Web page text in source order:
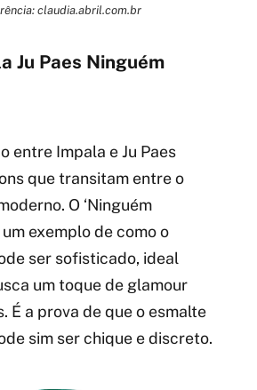
claudia.abril.com.br
Ju Paes Ninguém
entre Impala e Ju Paes
que transitam entre o
O ‘Ninguém
exemplo de como o
ser sofisticado, ideal
um toque de glamour
É a prova de que o esmalte
sim ser chique e discreto.